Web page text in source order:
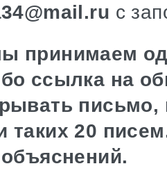
с
принимаем
ссылка на
таких 20